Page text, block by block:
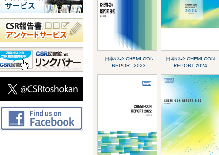
日本ｹﾐｺﾝ CHEMI-CON
REPORT 2023
日本ｹﾐｺﾝ CHEMI-CON
REPORT 2024